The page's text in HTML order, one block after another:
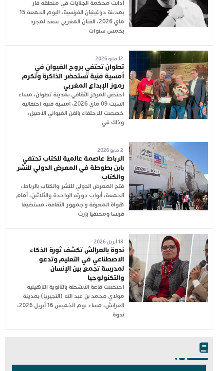
أدانت محكمة الجنايات في منطقة فار
بمدينة دراغينيان الفرنسية، اليوم الجمعة 15
ماي 2026، الفنان المغربي سعد لمجرد
بخمس سنوات
12 مايو 2026
تطوان تحتفي بروح الغيوان في
أمسية فنية تستحضر الذاكرة وتكرم
رموز الإبداع المغربي
احتضن المركز الثقافي بمدينة تطوان، مساء
السبت 09 ماي 2026، أمسية فنية احتفالية
خصصت للاحتفاء بالفن الغيواني الأصيل،
وذلك في
2 مايو 2026
الرباط عاصمة عالمية للكتاب تحتفي
بابن بطوطة في المعرض الدولي للنشر
والكتاب
فتح المعرض الدولي للنشر والكتاب بالرباط،
الجمعة، أبواب دورته الواحدة والثلاثين، أمام
هواة المعرفة وجمهور الثقافة، مستضيفا
فرنسا ومحتفيا بإرث
18 أبريل 2026
ندوة بالعرائش تكشف ثورة الذكاء
الاصطناعي في التعليم وتدعو
لمدرسة تجمع بين الإنسان
والتكنولوجيا
احتضنت قاعة الأنشطة بالثانوية التأهيلية
مولاي محمد بن عبد الله (التجيريا) بمدينة
العرائش، مساء يوم الخميس 16 أبريل 2026،
ندوة